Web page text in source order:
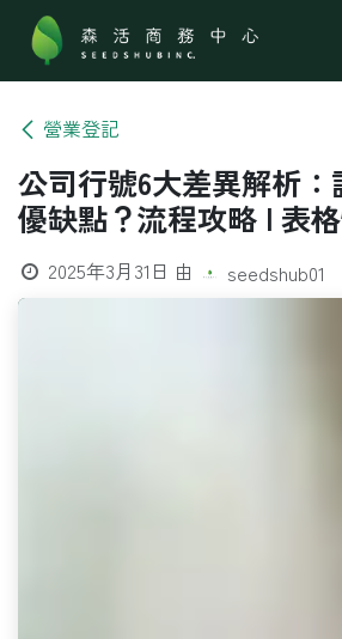
跳至內容
營業登記
公司行號6大差異解析
優缺點？流程攻略 l 表
2025年3月31日 由 seedshub01